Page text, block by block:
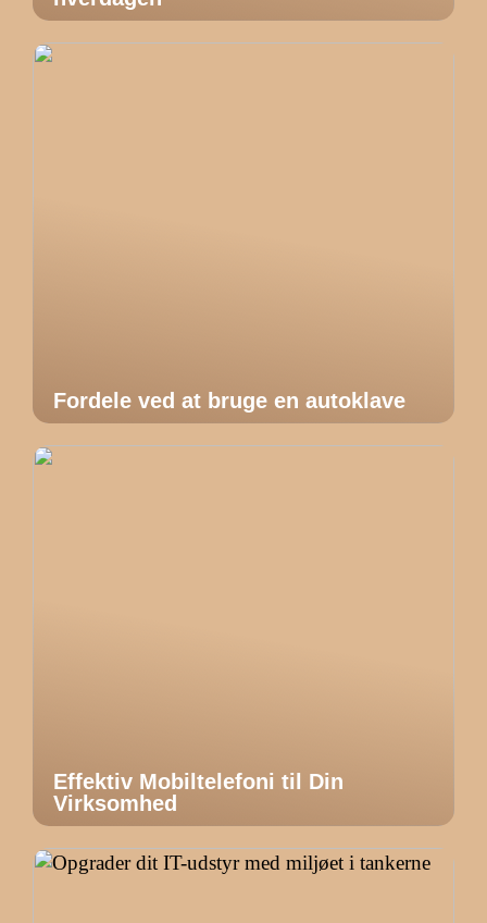
Fordele ved at bruge en autoklave
Effektiv Mobiltelefoni til Din
Virksomhed